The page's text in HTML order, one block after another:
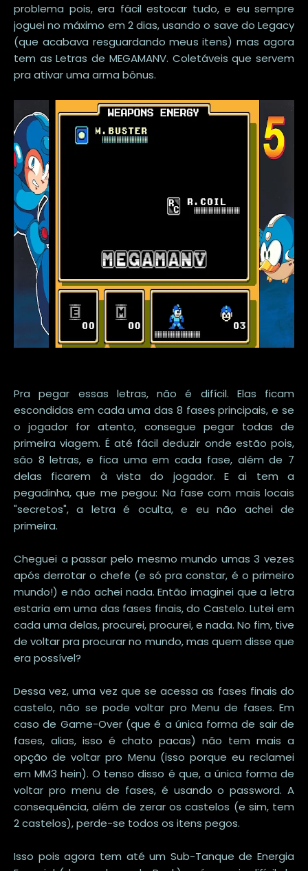
problema pois, era fácil estocar tudo, e eu sempre
joguei no máximo em 2 dias, usando o save do Legacy
(que acabava resguardando meus itens) mas agora
tem as Letras de MEGAMANV. Coletáveis que servem
pra ativar uma arma bônus.
Pra pegar essas letras, não é difícil. Elas ficam
escondidas em cada uma das 8 fases principais, e se
o jogador for atento, consegue pegar todas de
primeira viagem. É até fácil deduzir onde estão pois,
são 8 letras, e fica uma em cada fase, além de 7
delas ficarem à vista do jogador. E ai tem a
pegadinha, que me pegou: Na fase com mais locais
"secretos", a letra é oculta, e eu não achei de
primeira.
Cheguei a passar pelo mesmo mundo umas 3 vezes
após derrotar o chefe (e só pra constar, é o primeiro
mundo!) e não achei nada. Então imaginei que a letra
estaria em uma das fases finais, do Castelo. Lutei em
cada uma delas, procurei, procurei, e nada. No fim, tive
de voltar pra procurar no mundo, mas quem disse que
era possível?
Dessa vez, uma vez que se acessa as fases finais do
castelo, não se pode voltar pro Menu de fases. Em
caso de Game-Over (que é a única forma de sair de
fases, alias, isso é chato pacas) não tem mais a
opção de voltar pro Menu (isso porque eu reclamei
em MM3 hein). O tenso disso é que, a única forma de
voltar pro menu de fases, é usando o password. A
consequência, além de zerar os castelos (e sim, tem
2 castelos), perde-se todos os itens pegos.
Isso pois agora tem até um Sub-Tanque de Energia